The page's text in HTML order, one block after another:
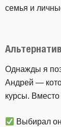
семья и
Однажды я
Андрей —
курсы. Вместо
Выбирал